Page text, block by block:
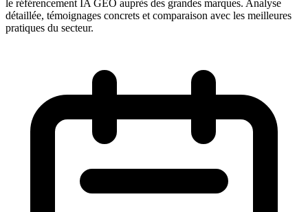
le référencement IA GEO auprès des grandes marques. Analyse
détaillée, témoignages concrets et comparaison avec les meilleures
pratiques du secteur.